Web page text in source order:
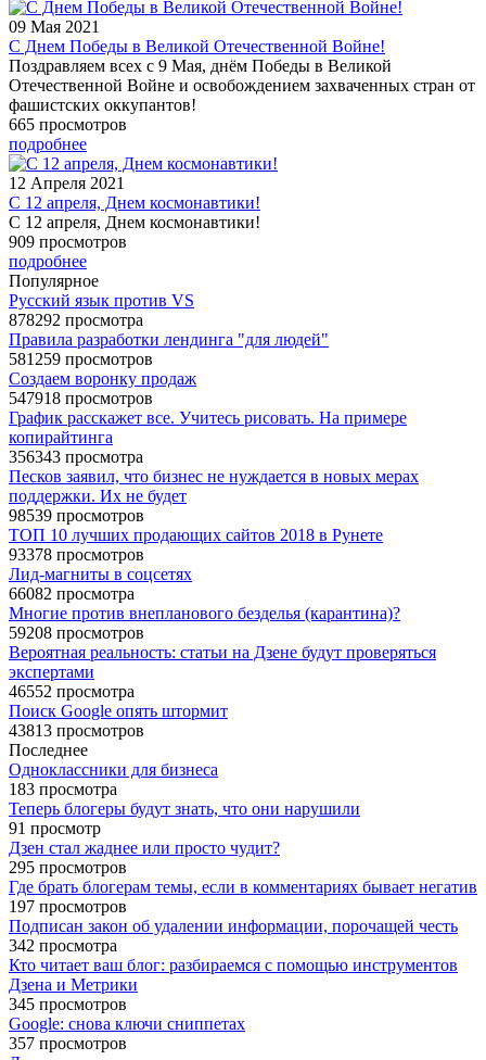
09 Мая 2021
С Днем Победы в Великой Отечественной Войне!
Поздравляем всех с 9 Мая, днём Победы в Великой
Отечественной Войне и освобождением захваченных стран от
фашистских оккупантов!
665 просмотров
подробнее
12 Апреля 2021
С 12 апреля, Днем космонавтики!
С 12 апреля, Днем космонавтики!
909 просмотров
подробнее
Популярное
Русский язык против VS
878292 просмотра
Правила разработки лендинга "для людей"
581259 просмотров
Создаем воронку продаж
547918 просмотров
График расскажет все. Учитесь рисовать. На примере
копирайтинга
356343 просмотра
Песков заявил, что бизнес не нуждается в новых мерах
поддержки. Их не будет
98539 просмотров
ТОП 10 лучших продающих сайтов 2018 в Рунете
93378 просмотров
Лид-магниты в соцсетях
66082 просмотра
Многие против внепланового безделья (карантина)?
59208 просмотров
Вероятная реальность: статьи на Дзене будут проверяться
экспертами
46552 просмотра
Поиск Google опять штормит
43813 просмотров
Последнее
Одноклассники для бизнеса
183 просмотра
Теперь блогеры будут знать, что они нарушили
91 просмотр
Дзен стал жаднее или просто чудит?
295 просмотров
Где брать блогерам темы, если в комментариях бывает негатив
197 просмотров
Подписан закон об удалении информации, порочащей честь
342 просмотра
Кто читает ваш блог: разбираемся с помощью инструментов
Дзена и Метрики
345 просмотров
Google: снова ключи сниппетах
357 просмотров